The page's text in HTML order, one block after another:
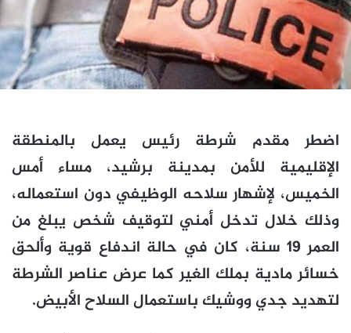
اضطر مقدم شرطة رئيس يعمل بالمنطقة
الإقليمية للأمن بمدينة برشيد، مساء أمس
الخميس، لإشهار سلاحه الوظيفي دون استعماله،
وذلك خلال تدخل أمني لتوقيف شخص يبلغ من
العمر 19 سنة، كان في حالة اندفاع قوية وألحق
خسائر مادية بملك الغير كما عرض عناصر الشرطة
لتهديد جدي ووشيك باستعمال السلاح الأبيض.